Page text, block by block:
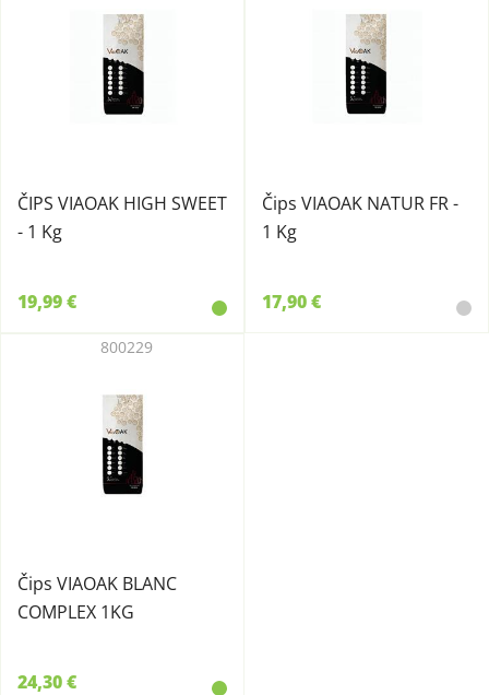
ČIPS VIAOAK HIGH SWEET
- 1 Kg
19,99 €
Čips VIAOAK NATUR FR -
1 Kg
17,90 €
Čips VIAOAK BLANC
COMPLEX 1KG
800229
24,30 €